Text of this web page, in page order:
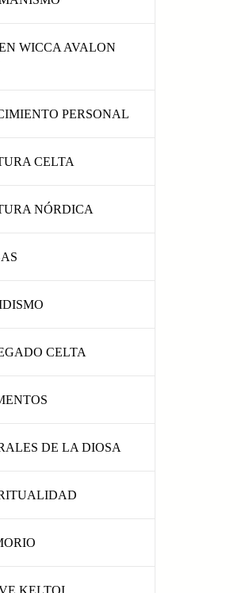
WICCA AVALON
PERSONAL
CELTA
NÓRDICA
CELTA
DE LA DIOSA
KELTOI